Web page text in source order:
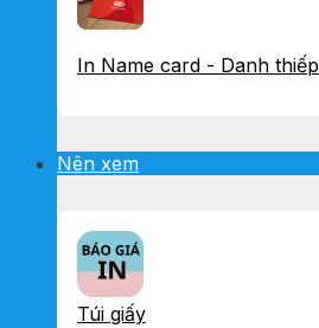
In Name card - Danh thiếp
Nên xem
Túi giấy